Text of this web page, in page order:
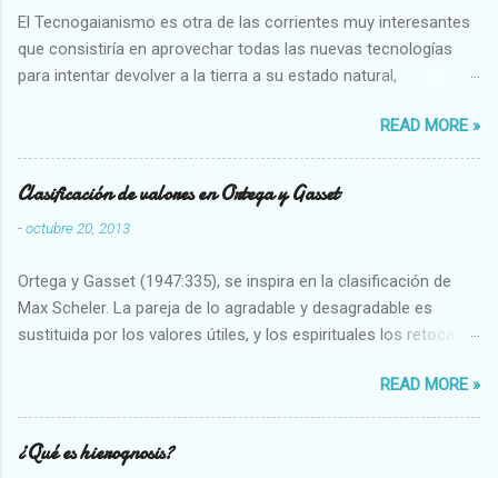
El Tecnogaianismo es otra de las corrientes muy interesantes
que consistiría en aprovechar todas las nuevas tecnologías
para intentar devolver a la tierra a su estado natural,
READ MORE »
Clasificación de valores en Ortega y Gasset
-octubre 20, 2013
Ortega y Gasset (1947:335), se inspira en la clasificación de
Max Scheler. La pareja de lo agradable y desagradable es
sustituida por los valores útiles, y los espirituales los retoca.
Abundante-Escaso,etc 2 VITALES Sano-Enfermo Selecto-
Vulgar Enérgico-Inerte Fuerte-Débil,etc. 3 ESPIRITUALES a)
Intelectuales Conocimiento-Error Exacto-Aproximado
Evidente-Probable,etc b) Morales Bueno-malo Bondadoso-
READ MORE »
¿Qué es hierognosis?